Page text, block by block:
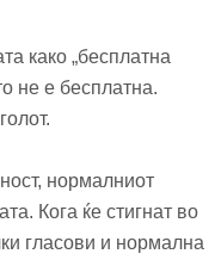
како „бесплатна
не е бесплатна.
нормалниот
Кога ќе стигнат во
гласови и нормална